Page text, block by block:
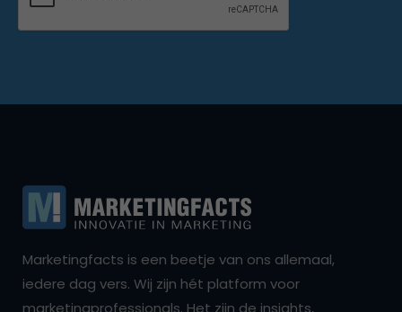
Marketingfacts is een beetje van ons allemaal,
iedere dag vers. Wij zijn hét platform voor
marketingprofessionals. Het zijn de insights,